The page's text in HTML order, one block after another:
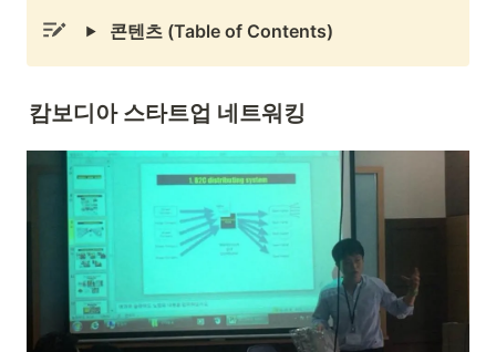
콘텐츠 (Table of Contents)
캄보디아 스타트업 네트워킹